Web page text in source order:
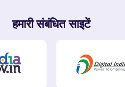
हमारी संबंधित साइटें